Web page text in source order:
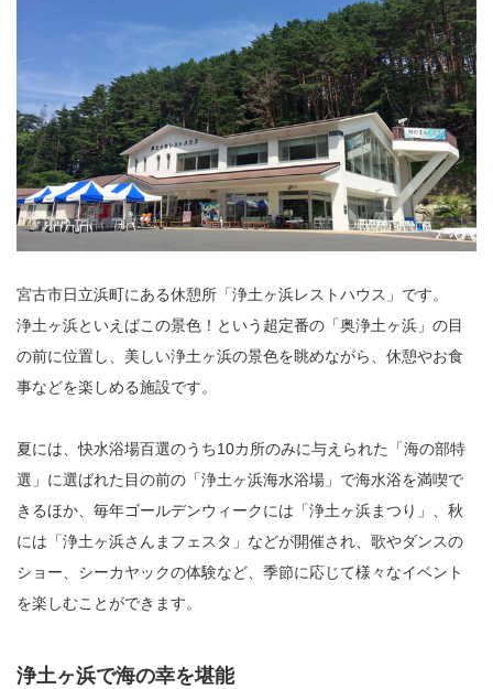
宮古市日立浜町にある休憩所「浄土ヶ浜レストハウス」です。
浄土ヶ浜といえばこの景色！という超定番の「奥浄土ヶ浜」の目
の前に位置し、美しい浄土ヶ浜の景色を眺めながら、休憩やお食
事などを楽しめる施設です。
夏には、快水浴場百選のうち10カ所のみに与えられた「海の部特
選」に選ばれた目の前の「浄土ヶ浜海水浴場」で海水浴を満喫で
きるほか、毎年ゴールデンウィークには「浄土ヶ浜まつり」、秋
には「浄土ヶ浜さんまフェスタ」などが開催され、歌やダンスの
ショー、シーカヤックの体験など、季節に応じて様々なイベント
を楽しむことができます。
浄土ヶ浜で海の幸を堪能